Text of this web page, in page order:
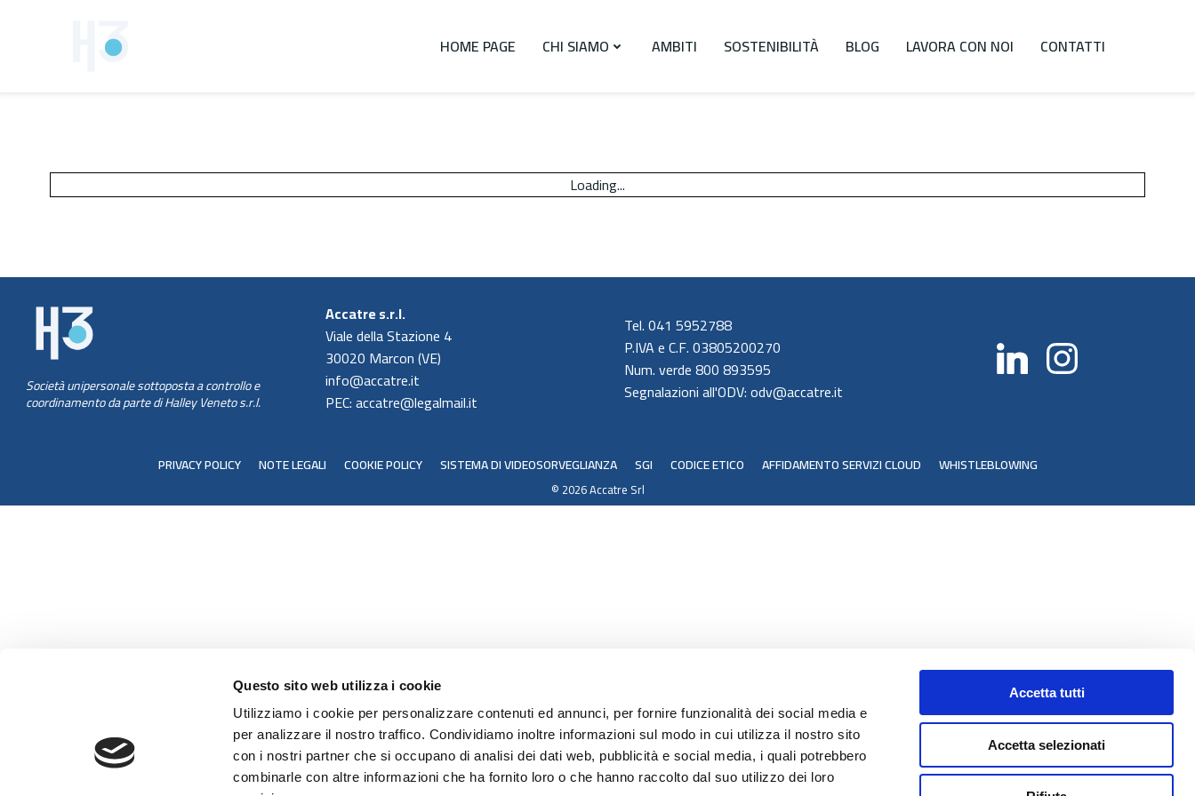
Questo sito web utilizza i cookie
Utilizziamo i cookie per personalizzare contenuti ed annunci, per fornire funzionalità dei social media e
per analizzare il nostro traffico. Condividiamo inoltre informazioni sul modo in cui utilizza il nostro sito
con i nostri partner che si occupano di analisi dei dati web, pubblicità e social media, i quali potrebbero
combinarle con altre informazioni che ha fornito loro o che hanno raccolto dal suo utilizzo dei loro
Accetta tutti
Accetta selezionati
HOME PAGE CHI SIAMO AMBITI SOSTENIBILITÀ BLOG LAVORA CON NOI CONTATTI
Loading...
Società unipersonale sottoposta a controllo e
coordinamento da parte di Halley Veneto s.r.l.
Accatre s.r.l.
Viale della Stazione 4
30020 Marcon (VE)
info@accatre.it
PEC: accatre@legalmail.it
Tel. 041 5952788
P.IVA e C.F. 03805200270
Num. verde 800 893595
Segnalazioni all'ODV: odv@accatre.it
PRIVACY POLICY NOTE LEGALI COOKIE POLICY SISTEMA DI VIDEOSORVEGLIANZA SGI CODICE ETICO AFFIDAMENTO SERVIZI CLOUD WHISTLEBLOWING
© 2026 Accatre Srl